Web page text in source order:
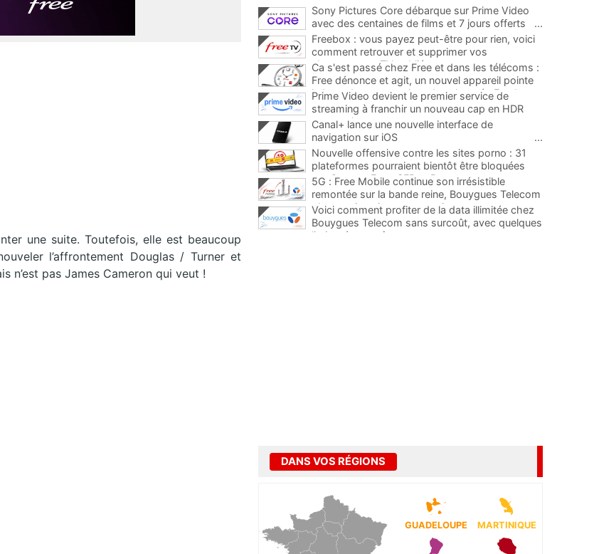
une suite. Toutefois, elle est beaucoup
l’affrontement Douglas / Turner et
n’est pas James Cameron qui veut !
Sony Pictures Core débarque sur Prime Video
avec des centaines de films et 7 jours offerts
...
Freebox : vous payez peut-être pour rien, voici
comment retrouver et supprimer vos
abonnements TV oubliés
...
Ca s'est passé chez Free et dans les télécoms :
Free dénonce et agit, un nouvel appareil pointe
le bout de son nez chez des abonnés Freebox...
Prime Video devient le premier service de
streaming à franchir un nouveau cap en HDR
avec ce lancement
Canal+ lance une nouvelle interface de
navigation sur iOS
...
Nouvelle offensive contre les sites porno : 31
plateformes pourraient bientôt être bloquées
par Orange, Free, SFR et Bouygues
5G : Free Mobile continue son irrésistible
remontée sur la bande reine, Bouygues Telecom
plus que jamais sous pression
Voici comment profiter de la data illimitée chez
Bouygues Telecom sans surcoût, avec quelques
limites à connaître
DANS VOS RÉGIONS
GUADELOUPE MARTINIQUE